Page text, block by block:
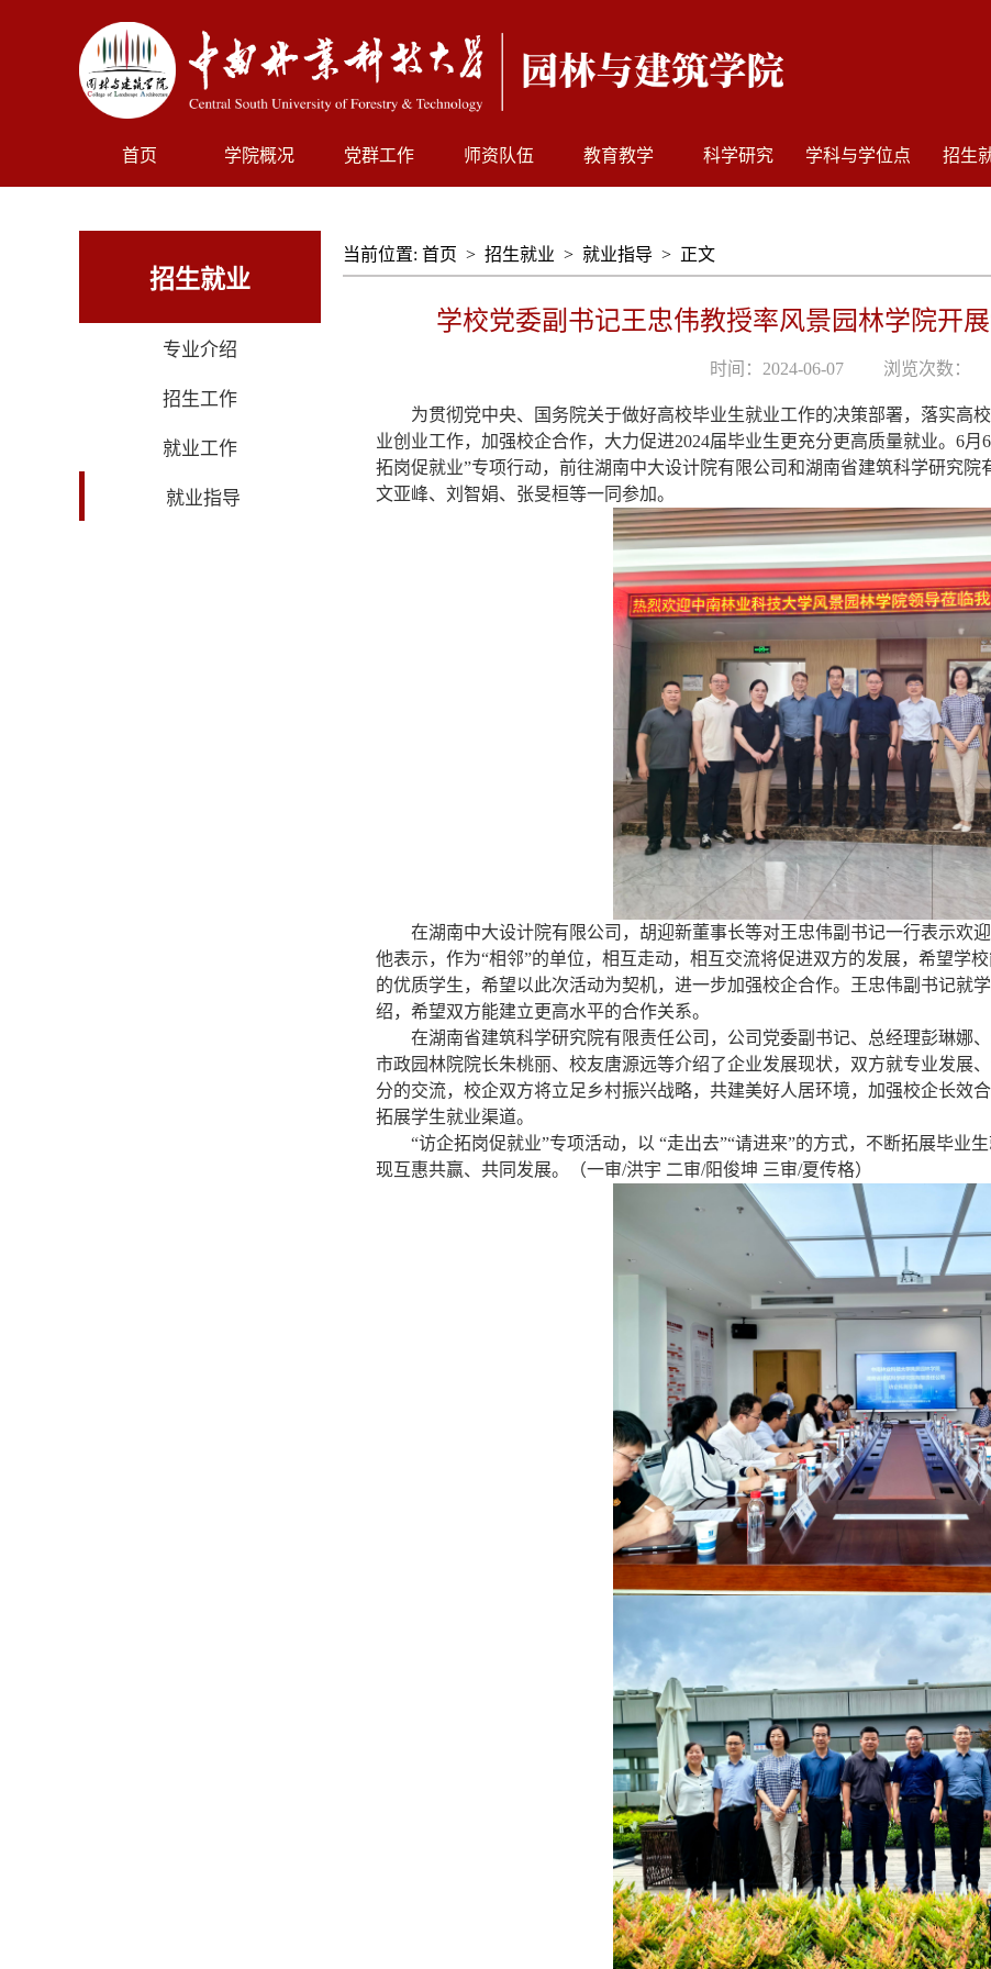
首页 学院概况 党群工作 师资队伍 教育教学 科学研究 学科与学位点 招生
招生就业
专业介绍
招生工作
就业工作
就业指导
当前位置: 首页 > 招生就业 > 就业指导 > 正文
学校党委副书记王忠伟教授率风景园林学院开
时间：2024-06-07 浏览次数：
为贯彻党中央、国务院关于做好高校毕业生就业工作的决策部署，落实高
业创业工作，加强校企合作，大力促进2024届毕业生更充分更高质量就业。 6月 6
拓岗促就业”专项行动，前往湖南中大设计院有限公司和湖南省建筑科学研究院
文亚峰、刘智娟、张旻桓等一同参加。
在湖南中大设计院有限公司，胡迎新董事长等对王忠伟副书记一行表示欢
他表示，作为“相邻”的单位，相互走动，相互交流将促进双方的发展，希望学
的优质学生，希望以此次活动为契机，进一步加强校企合作。王忠伟副书记就
绍，希望双方能建立更高水平的合作关系。
在湖南省建筑科学研究院有限责任公司，公司党委副书记、总经理彭琳娜
市政园林院院长朱桃丽、校友唐源远等介绍了企业发展现状，双方就专业发展
分的交流，校企双方将立足乡村振兴战略，共建美好人居环境，加强校企长效
拓展学生就业渠道。
“访企拓岗促就业”专项活动，以 “走出去”“请进来”的方式，不断拓展毕业
现互惠共赢、共同发展。
（一审/洪宇 二审/阳俊坤 三审/夏传格）